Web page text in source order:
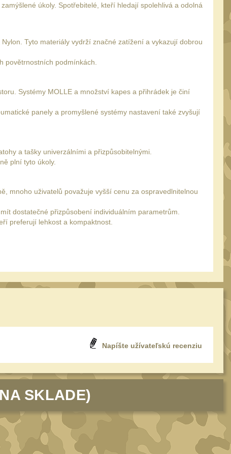
úkoly. Spotřebitelé, kteří hledají spolehlivá a odolná
Tyto materiály vydrží značné zatížení a vykazují dobrou
povětrnostních podmínkách.
Systémy MOLLE a množství kapes a přihrádek je činí
panely a promyšlené systémy nastavení také zvyšují
a tašky univerzálními a přizpůsobitelnými.
plní tyto úkoly.
mnoho uživatelů považuje vyšší cenu za ospravedlnitelnou
dostatečné přizpůsobení individuálním parametrům.
preferují lehkost a kompaktnost.
Napíšte užívateľskú recenziu
SKLADE)